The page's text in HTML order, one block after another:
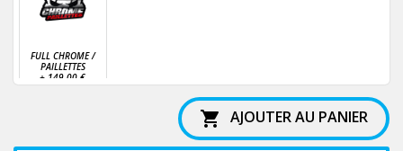
FULL CHROME /
PAILLETTES
+ 149,00 €
 AJOUTER AU PANIER